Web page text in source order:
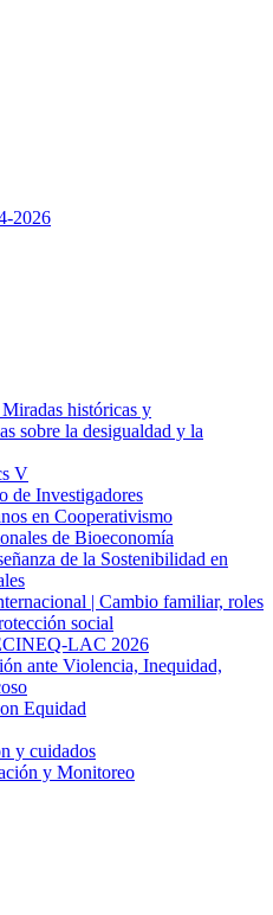
2026
históricas y
sobre la desigualdad y la
V
de Investigadores
en Cooperativismo
de Bioeconomía
de la Sostenibilidad en
| Cambio familiar, roles
social
LAC 2026
ante Violencia, Inequidad,
Equidad
y cuidados
y Monitoreo